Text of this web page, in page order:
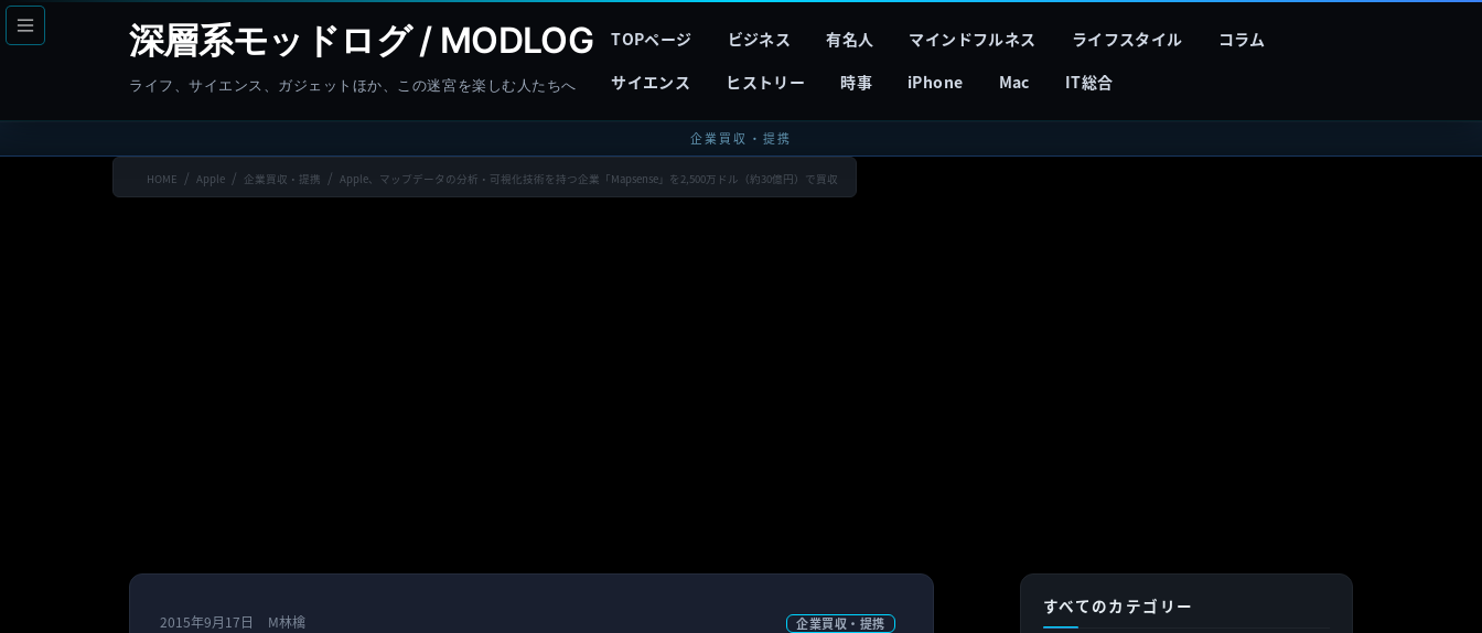
コ
ン
へ
ナ
ビ
ョ
深層系モッドログ / MODLOG
ライフ、サイエンス、ガジェットほか、この迷宮を楽しむ人たちへ
TOPページ ビジネス 有名人 マインドフルネス ライフスタイル
コラム
サイエンス
ヒストリー 時事 iPhone Mac IT総合
企業買収・提携
HOME Apple 企業買収・提携 Apple、マップデータの分析・可視化技術を持つ企業「Mapsense」を2,500万ドル（約30億円）で買収
2015年9月17日 M林檎 企業買収・提携
すべてのカテゴリー